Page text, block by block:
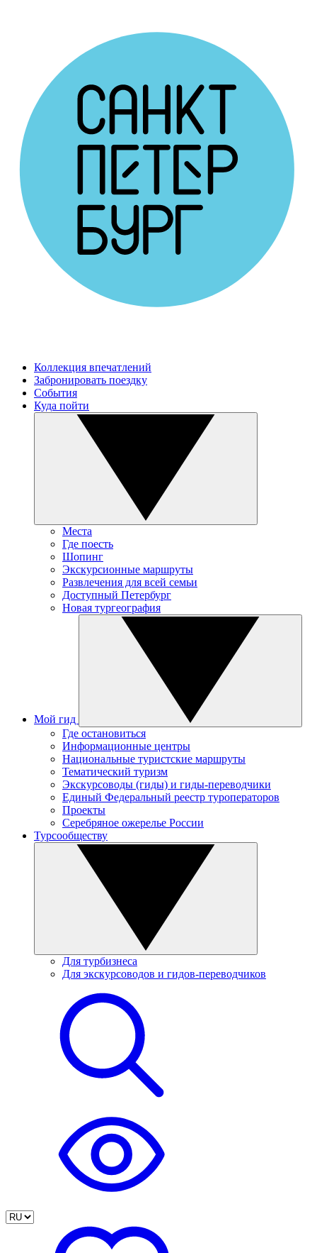
Коллекция впечатлений
Забронировать поездку
События
Куда пойти
Места
Где поесть
Шопинг
Экскурсионные маршруты
Развлечения для всей семьи
Доступный Петербург
Новая тургеография
Мой гид
Где остановиться
Информационные центры
Национальные туристские маршруты
Тематический туризм
Экскурсоводы (гиды) и гиды-переводчики
Единый Федеральный реестр туроператоров
Проекты
Серебряное ожерелье России
Турсообществу
Для турбизнеса
Для экскурсоводов и гидов-переводчиков